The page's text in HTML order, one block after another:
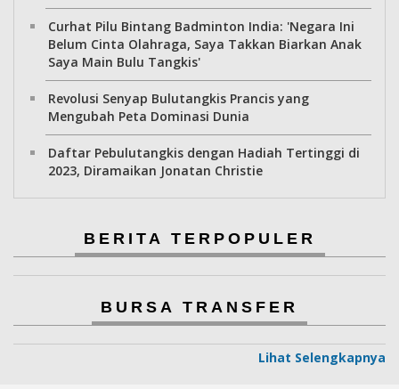
Curhat Pilu Bintang Badminton India: 'Negara Ini
Belum Cinta Olahraga, Saya Takkan Biarkan Anak
Saya Main Bulu Tangkis'
Revolusi Senyap Bulutangkis Prancis yang
Mengubah Peta Dominasi Dunia
Daftar Pebulutangkis dengan Hadiah Tertinggi di
2023, Diramaikan Jonatan Christie
BERITA TERPOPULER
BURSA TRANSFER
Lihat Selengkapnya